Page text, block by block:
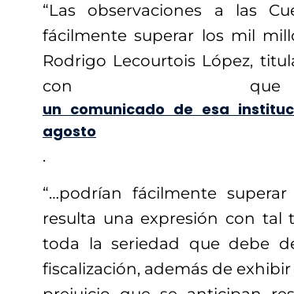
“Las observaciones a las
fácilmente superar los mil
Rodrigo Lecourtois López,
con que
un comunicado de esa
agosto
.
“…podrían fácilmente
resulta una expresión con tal
toda la seriedad que debe
fiscalización, además de